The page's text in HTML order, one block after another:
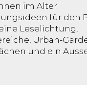
im Alter.
für den
Leselichtung,
Urban-
und ein